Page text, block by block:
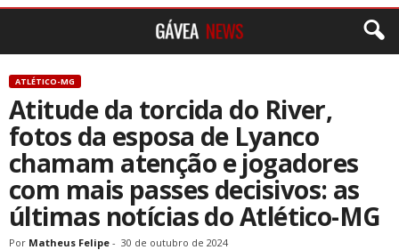
ATLÉTICO-MG
Atitude da torcida do River,
fotos da esposa de Lyanco
chamam atenção e jogadores
com mais passes decisivos: as
últimas notícias do Atlético-MG
Por Matheus Felipe - 30 de outubro de 2024